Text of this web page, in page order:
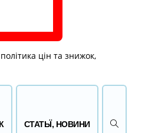
цін та знижок,
СТАТЬЇ, НОВИНИ ПЕРЕМКНУТИ